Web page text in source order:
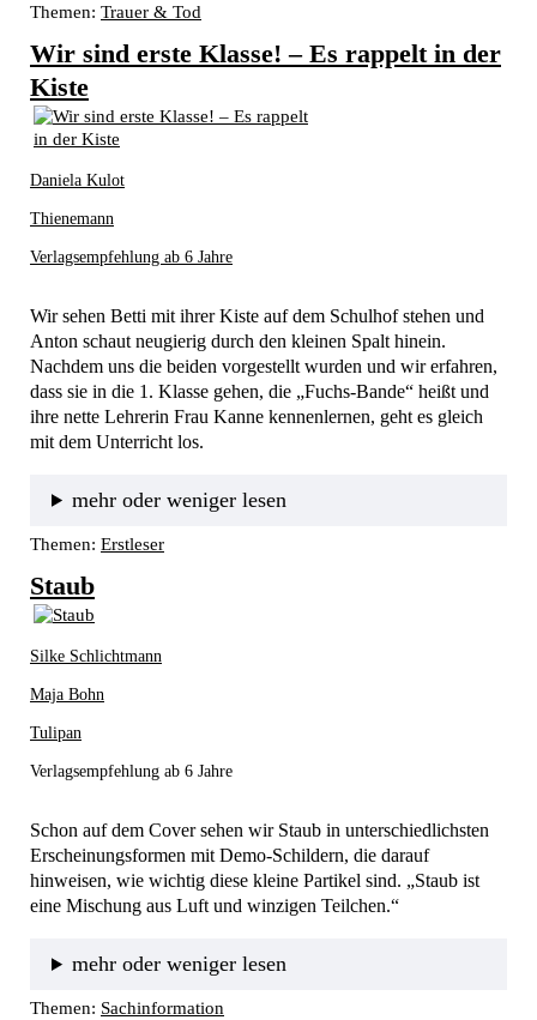
Themen: Trauer & Tod
Wir sind erste Klasse! – Es rappelt in der
Kiste
Daniela Kulot
Thienemann
Verlagsempfehlung ab 6 Jahre
Wir sehen Betti mit ihrer Kiste auf dem Schulhof stehen und
Anton schaut neugierig durch den kleinen Spalt hinein.
Nachdem uns die beiden vorgestellt wurden und wir erfahren,
dass sie in die 1. Klasse gehen, die „Fuchs-Bande“ heißt und
ihre nette Lehrerin Frau Kanne kennenlernen, geht es gleich
mit dem Unterricht los.
mehr oder weniger lesen
Themen: Erstleser
Staub
Silke Schlichtmann
Maja Bohn
Tulipan
Verlagsempfehlung ab 6 Jahre
Schon auf dem Cover sehen wir Staub in unterschiedlichsten
Erscheinungsformen mit Demo-Schildern, die darauf
hinweisen, wie wichtig diese kleine Partikel sind. „Staub ist
eine Mischung aus Luft und winzigen Teilchen.“
mehr oder weniger lesen
Themen: Sachinformation